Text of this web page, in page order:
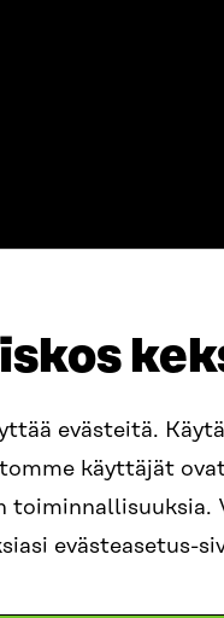
evästeitä.
käyttäjät
evästeasetus-
Sitra?